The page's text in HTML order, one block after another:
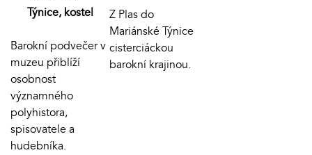
Týnice, kostel
Barokní podvečer v
muzeu přiblíží
osobnost
významného
polyhistora,
spisovatele a
hudebníka.
Z Plas do
Mariánské Týnice
cisterciáckou
barokní krajinou.